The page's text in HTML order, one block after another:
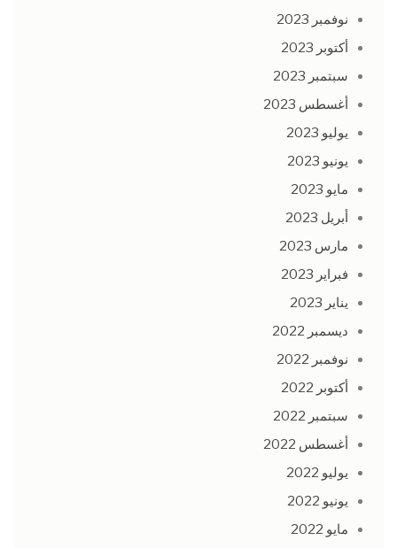
نوفمبر 2023
أكتوبر 2023
سبتمبر 2023
أغسطس 2023
يوليو 2023
يونيو 2023
مايو 2023
أبريل 2023
مارس 2023
فبراير 2023
يناير 2023
ديسمبر 2022
نوفمبر 2022
أكتوبر 2022
سبتمبر 2022
أغسطس 2022
يوليو 2022
يونيو 2022
مايو 2022